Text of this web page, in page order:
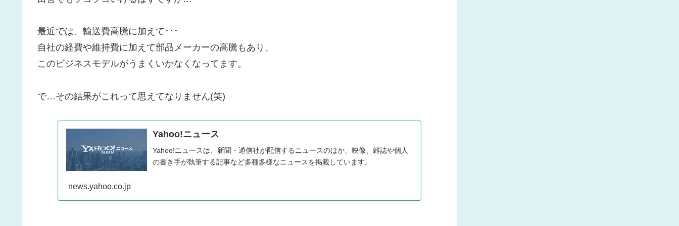
最近では、輸送費高騰に加えて･･･
自社の経費や維持費に加えて部品メーカーの高騰もあり、
このビジネスモデルがうまくいかなくなってます。
で…その結果がこれって思えてなりません(笑)
Yahoo!ニュース
Yahoo!ニュースは、新聞・通信社が配信するニュースのほか、映像、雑誌や個人
の書き手が執筆する記事など多種多様なニュースを掲載しています。
news.yahoo.co.jp